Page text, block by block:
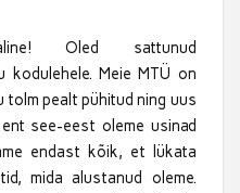
Oled sattunud
kodulehele. Meie MTÜ on
pealt pühitud ning uus
see-eest oleme usinad
endast kõik, et lükata
mida alustanud oleme.